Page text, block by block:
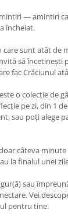
— amintiri
încheiat.
sunt atât de
să încetinești
fac Crăciunul
este o colecție de
pe zi, din 1
sau poți alege
câteva
la finalul unei
sau
Vei
pentru tine.